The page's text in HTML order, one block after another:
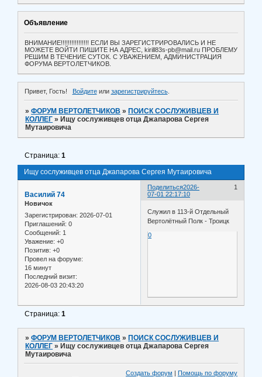
Объявление
ВНИМАНИЕ!!!!!!!!!!!!!!!! ЕСЛИ ВЫ ЗАРЕГИСТРИРОВАЛИСЬ И НЕ
МОЖЕТЕ ВОЙТИ ПИШИТЕ НА АДРЕС, kirill83s-pb@mail.ru ПРОБЛЕМУ
РЕШИМ В ТЕЧЕНИЕ СУТОК. С УВАЖЕНИЕМ, АДМИНИСТРАЦИЯ
ФОРУМА ВЕРТОЛЕТЧИКОВ.
Привет, Гость! Войдитеили зарегистрируйтесь.
»ФОРУМ ВЕРТОЛЕТЧИКОВ » ПОИСК СОСЛУЖИВЦЕВ И
КОЛЛЕГ » Ищу сослуживцев отца Джапарова Сергея
Мутаировича
Ищу сослуживцев отца Джапарова Сергея Мутаировича
Страница:1
Поделиться 1
2026-
07-01 22:17:10
Василий 74
Новичок
Зарегистрирован: 2026-07-01
Приглашений: 0
Сообщений: 1
Уважение: +0
Позитив: +0
Провел на форуме:
16 минут
Последний визит:
2026-08-03 20:43:20
Служил в 113-й Отдельный
Вертолётный Полк - Троицк
0
Страница:1
»ФОРУМ ВЕРТОЛЕТЧИКОВ » ПОИСК СОСЛУЖИВЦЕВ И
КОЛЛЕГ » Ищу сослуживцев отца Джапарова Сергея
Мутаировича
Создать форум | Помощь по форуму